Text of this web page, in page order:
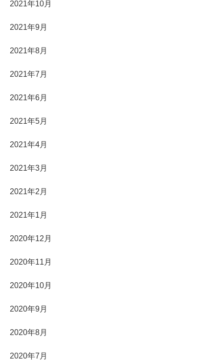
2021年10月
2021年9月
2021年8月
2021年7月
2021年6月
2021年5月
2021年4月
2021年3月
2021年2月
2021年1月
2020年12月
2020年11月
2020年10月
2020年9月
2020年8月
2020年7月